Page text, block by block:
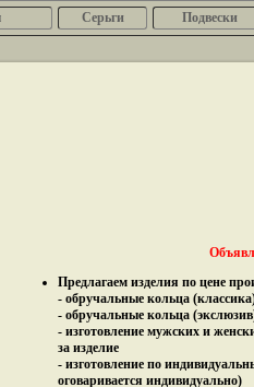
Серьги Подвески
Предлагаем изделия по цене
- обручальные кольца
- обручальные кольца
- изготовление мужских и
за изделие
- изготовление по
оговаривается индивидуально)